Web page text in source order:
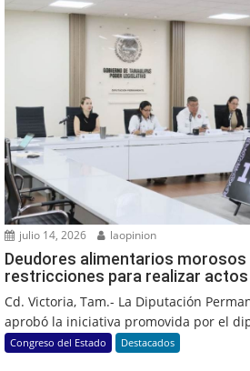
julio 14, 2026 laopinion
Deudores alimentarios
restricciones para realizar
Cd. Victoria, Tam.- La Diputación
aprobó la iniciativa promovida por el
Congreso del Estado Destacados